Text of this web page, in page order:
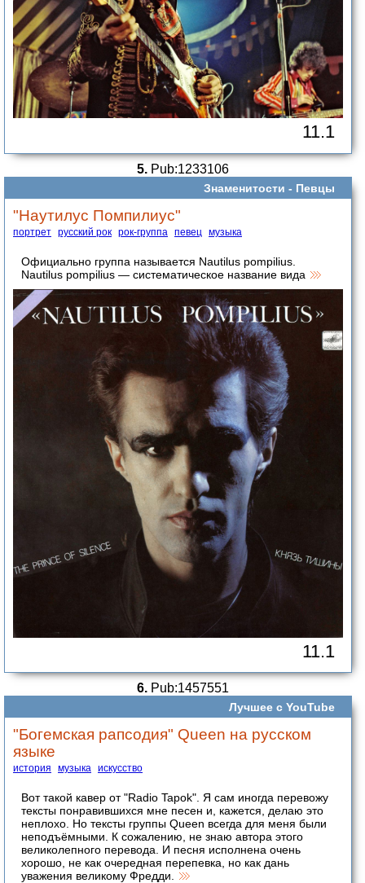
11.1
5.Pub:1233106
Знаменитости - Певцы
"Наутилус Помпилиус"
портрет русский рок рок-группа певец музыка
Официально группа называется Nautilus pompilius.
Nautilus pompilius — систематическое название вида
11.1
6.Pub:1457551
Лучшее с YouTube
"Богемская рапсодия" Queen на русском
языке
история музыка искусство
Вот такой кавер от "Radio Tapok". Я сам иногда перевожу
тексты понравившихся мне песен и, кажется, делаю это
неплохо. Но тексты группы Queen всегда для меня были
неподъёмными. К сожалению, не знаю автора этого
великолепного перевода. И песня исполнена очень
хорошо, не как очередная перепевка, но как дань
уважения великому Фредди.